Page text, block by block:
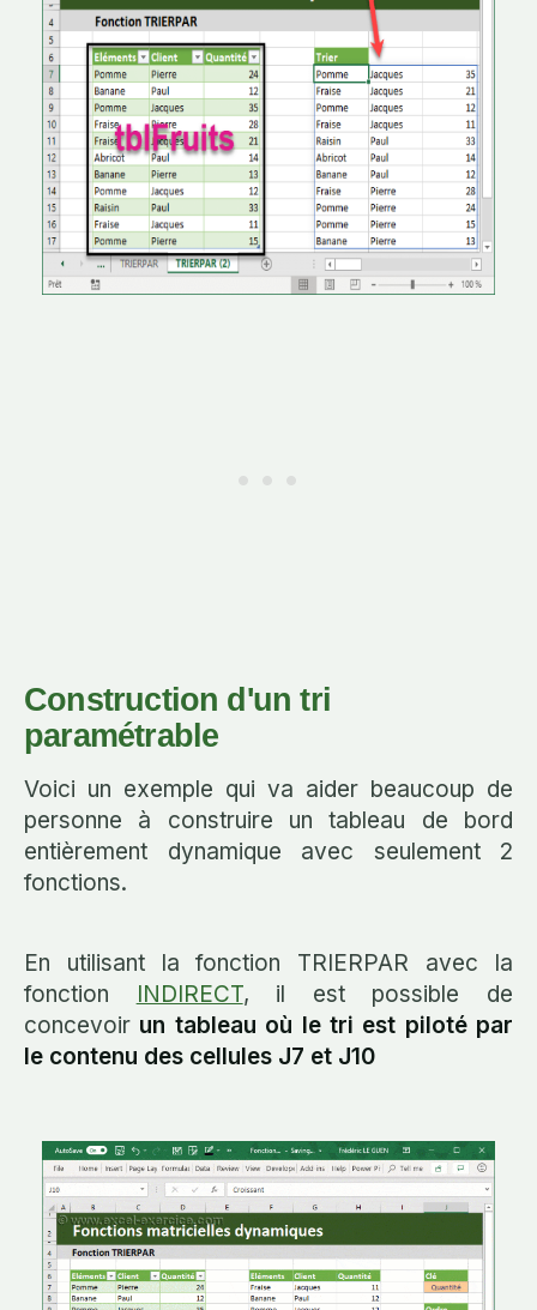
Construction d'un tri
paramétrable
Voici un exemple qui va aider beaucoup de
personne à construire un tableau de bord
entièrement dynamique avec seulement 2
fonctions.
En utilisant la fonction TRIERPAR avec la
fonction
INDIRECT, il est possible de
concevoir un tableau où le tri est piloté par
le contenu des cellules J7 et J10